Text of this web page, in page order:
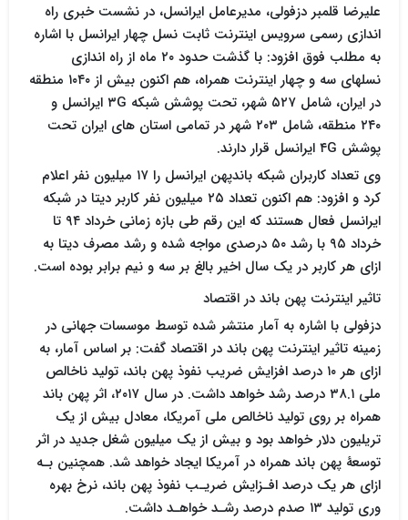
علیرضا قلمبر دزفولی، مدیرعامل ایرانسل، در نشست خبری راه
اندازی رسمی سرویس اینترنت ثابت نسل چهار ایرانسل با اشاره
به مطلب فوق افزود: با گذشت حدود ۲۰ ماه از راه اندازی
نسلهای سه و چهار اینترنت همراه، هم اکنون بیش از ۱۰۴۰ منطقه
در ایران، شامل ۵۲۷ شهر، تحت پوشش شبکه ۳G ایرانسل و
۲۴۰ منطقه، شامل ۲۰۳ شهر در تمامی استان های ایران تحت
پوشش ۴G ایرانسل قرار دارند.
وی تعداد کاربران شبکه باندپهن ایرانسل را ۱۷ میلیون نفر اعلام
کرد و افزود: هم اکنون تعداد ۲۵ میلیون نفر کاربر دیتا در شبکه
ایرانسل فعال هستند که این رقم طی بازه زمانی خرداد ۹۴ تا
خرداد ۹۵ با رشد ۵۰ درصدی مواجه شده و رشد مصرف دیتا به
ازای هر کاربر در یک سال اخیر بالغ بر سه و نیم برابر بوده است.
تاثیر اینترنت پهن باند در اقتصاد
دزفولی با اشاره به آمار منتشر شده توسط موسسات جهانی در
زمینه تاثیر اینترنت پهن باند در اقتصاد گفت: بر اساس آمار، به
ازای هر ۱۰ درصد افزایش ضریب نفوذ پهن باند، تولید ناخالص
ملی ۳۸.۱ درصد رشد خواهد داشت. در سال ۲۰۱۷، اثر پهن باند
همراه بر روی تولید ناخالص ملی آمریکا، معادل بیش از یک
تریلیون دلار خواهد بود و بیش از یک میلیون شغل جدید در اثر
توسعۀ پهن باند همراه در آمریکا ایجاد خواهد شد. همچنین بـه
ازای هر یک درصد افـزایش ضریـب نفوذ پهن باند، نرخ بهره
وری تولید ۱۳ صدم درصد رشـد خواهـد داشت.